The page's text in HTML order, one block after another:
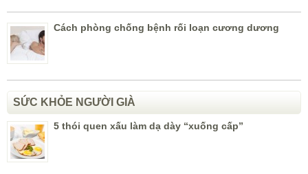
Cách phòng chống bệnh rối loạn cương dương
SỨC KHỎE NGƯỜI GIÀ
5 thói quen xấu làm dạ dày “xuống cấp”